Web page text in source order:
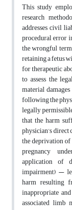
This study
research
addresses civil
procedural error
the wrongful
retaining a fetus
for therapeutic
to assess the
material
following the
legally
that the harm
physician’s
the deprivation
pregnancy
application of
impairment) —
harm resulting
inappropriate
associated limb